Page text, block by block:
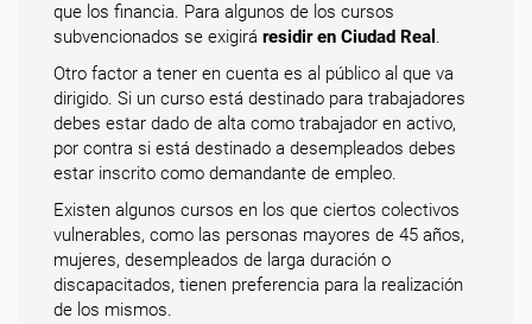
que los financia. Para algunos de los cursos
subvencionados se exigirá residir en Ciudad Real .
Otro factor a tener en cuenta es al público al que va
dirigido. Si un curso está destinado para trabajadores
debes estar dado de alta como trabajador en activo,
por contra si está destinado a desempleados debes
estar inscrito como demandante de empleo.
Existen algunos cursos en los que ciertos colectivos
vulnerables, como las personas mayores de 45 años,
mujeres, desempleados de larga duración o
discapacitados, tienen preferencia para la realización
de los mismos.